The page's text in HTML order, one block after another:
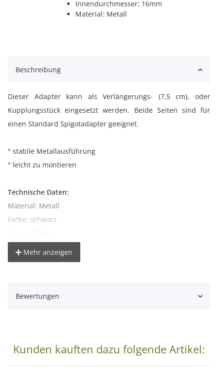
Innendurchmesser: 16mm
Material: Metall
Beschreibung
Dieser Adapter kann als Verlängerungs- (7,5 cm), oder
Kupplungsstück eingesetzt werden. Beide Seiten sind für
einen Standard Spigotadapter geeignet.
° stabile Metallausführung
° leicht zu montieren
Technische Daten:
Material: Metall
Farbe: schwarz
Mehr anzeigen
Bewertungen
Kunden kauften dazu folgende Artikel: